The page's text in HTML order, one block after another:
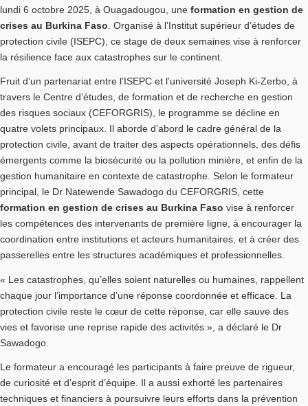
lundi 6 octobre 2025, à Ouagadougou, une formation en gestion de
crises au Burkina Faso . Organisé à l’Institut supérieur d’études de
protection civile (ISEPC), ce stage de deux semaines vise à renforcer
la résilience face aux catastrophes sur le continent.
Fruit d’un partenariat entre l’ISEPC et l’université Joseph Ki-Zerbo, à
travers le Centre d’études, de formation et de recherche en gestion
des risques sociaux (CEFORGRIS), le programme se décline en
quatre volets principaux. Il aborde d’abord le cadre général de la
protection civile, avant de traiter des aspects opérationnels, des défis
émergents comme la biosécurité ou la pollution minière, et enfin de la
gestion humanitaire en contexte de catastrophe. Selon le formateur
principal, le Dr Natewende Sawadogo du CEFORGRIS, cette
formation en gestion de crises au Burkina Faso vise à renforcer
les compétences des intervenants de première ligne, à encourager la
coordination entre institutions et acteurs humanitaires, et à créer des
passerelles entre les structures académiques et professionnelles.
« Les catastrophes, qu’elles soient naturelles ou humaines, rappellent
chaque jour l’importance d’une réponse coordonnée et efficace. La
protection civile reste le cœur de cette réponse, car elle sauve des
vies et favorise une reprise rapide des activités », a déclaré le Dr
Sawadogo.
Le formateur a encouragé les participants à faire preuve de rigueur,
de curiosité et d’esprit d’équipe. Il a aussi exhorté les partenaires
techniques et financiers à poursuivre leurs efforts dans la prévention